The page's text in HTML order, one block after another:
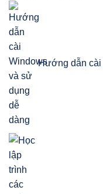
Hướng dẫn cài